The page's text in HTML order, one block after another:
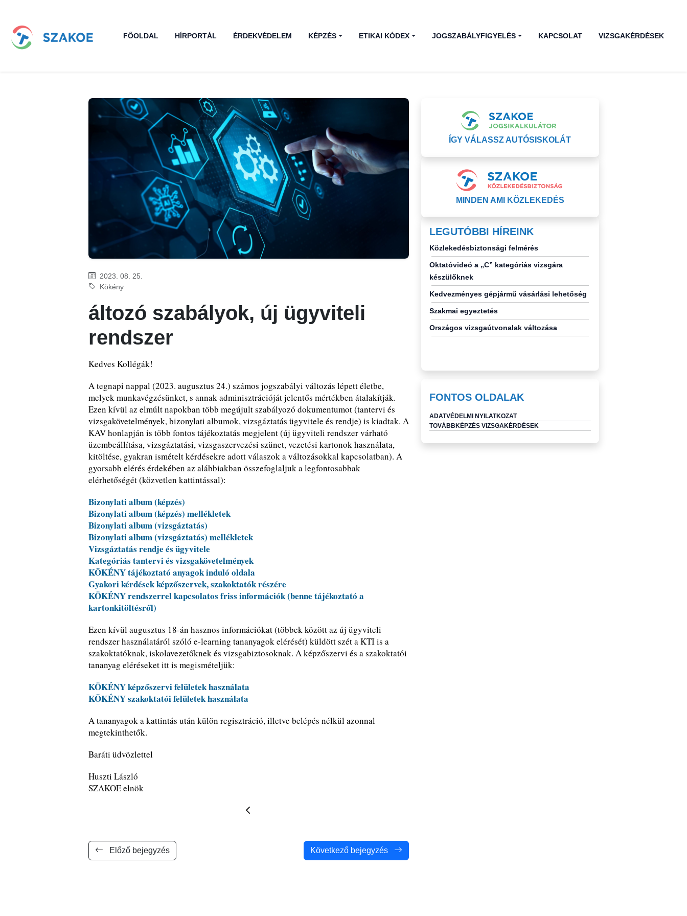
FŐOLDAL HÍRPORTÁL ÉRDEKVÉDELEM KÉPZÉS ETIKAI KÓDEX JOGSZABÁLYFIGYELÉS KAPCSOLAT VIZSGAKÉRDÉSEK
2023. 08. 25.
Kökény
áltozó szabályok, új ügyviteli
rendszer
Kedves Kollégák!
A tegnapi nappal (2023. augusztus 24.) számos jogszabályi változás lépett életbe,
melyek munkavégzésünket, s annak adminisztrációját jelentős mértékben átalakítják.
Ezen kívül az elmúlt napokban több megújult szabályozó dokumentumot (tantervi és
vizsgakövetelmények, bizonylati albumok, vizsgáztatás ügyvitele és rendje) is kiadtak. A
KAV honlapján is több fontos tájékoztatás megjelent (új ügyviteli rendszer várható
üzembeállítása, vizsgáztatási, vizsgaszervezési szünet, vezetési kartonok használata,
kitöltése, gyakran ismételt kérdésekre adott válaszok a változásokkal kapcsolatban). A
gyorsabb elérés érdekében az alábbiakban összefoglaljuk a legfontosabbak
elérhetőségét (közvetlen kattintással):
Bizonylati album (képzés)
Bizonylati album (képzés) mellékletek
Bizonylati album (vizsgáztatás)
Bizonylati album (vizsgáztatás) mellékletek
Vizsgáztatás rendje és ügyvitele
Kategóriás tantervi és vizsgakövetelmények
KÖKÉNY tájékoztató anyagok induló oldala
Gyakori kérdések képzőszervek, szakoktatók részére
KÖKÉNY rendszerrel kapcsolatos friss információk (benne tájékoztató a
kartonkitöltésről)
Ezen kívül augusztus 18-án hasznos információkat (többek között az új ügyviteli
rendszer használatáról szóló e-learning tananyagok elérését) küldött szét a KTI is a
szakoktatóknak, iskolavezetőknek és vizsgabiztosoknak. A képzőszervi és a szakoktatói
tananyag eléréseket itt is megismételjük:
KÖKÉNY képzőszervi felületek használata
KÖKÉNY szakoktatói felületek használata
A tananyagok a kattintás után külön regisztráció, illetve belépés nélkül azonnal
megtekinthetők.
Baráti üdvözlettel
Huszti László
SZAKOE elnök
Előző bejegyzés Következő bejegyzés
ÍGY VÁLASSZ AUTÓSISKOLÁT
MINDEN AMI KÖZLEKEDÉS
LEGUTÓBBI HÍREINK
Közlekedésbiztonsági felmérés
Oktatóvideó a „C” kategóriás vizsgára
készülőknek
Kedvezményes gépjármű vásárlási lehetőség
Szakmai egyeztetés
Országos vizsgaútvonalak változása
FONTOS OLDALAK
ADATVÉDELMI NYILATKOZAT
TOVÁBBKÉPZÉS VIZSGAKÉRDÉSEK